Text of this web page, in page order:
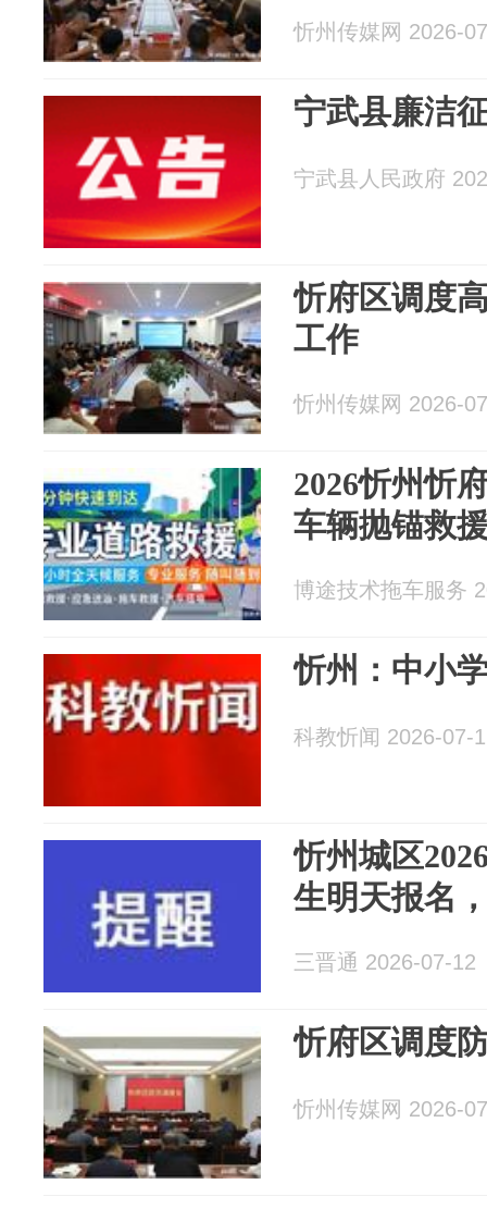
忻州传媒网 2026-
宁武县廉洁
宁武县人民政府
忻府区调度
工作
忻州传媒网 2026-
2026忻州忻
车辆抛锚救
博途技术拖车服务
忻州：中小
科教忻闻 2026-07-
忻州城区
生明天报名
三晋通 2026-07-12
忻府区调度
忻州传媒网 2026-